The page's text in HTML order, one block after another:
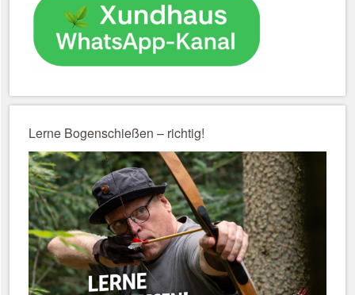
Lerne Bogenschießen – richtig!